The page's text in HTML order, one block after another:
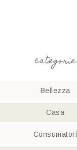
categorie
Bellezza
Casa
Consumatori